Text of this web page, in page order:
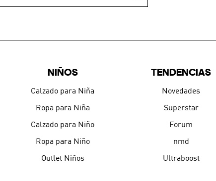
NIÑOS
Calzado para Niña
Ropa para Niña
Calzado para Niño
Ropa para Niño
Outlet Niños
TENDENCIAS
Novedades
Superstar
Forum
nmd
Ultraboost